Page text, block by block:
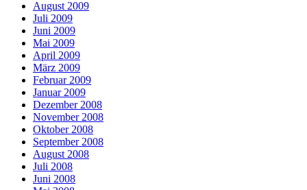
August 2009
Juli 2009
Juni 2009
Mai 2009
April 2009
März 2009
Februar 2009
Januar 2009
Dezember 2008
November 2008
Oktober 2008
September 2008
August 2008
Juli 2008
Juni 2008